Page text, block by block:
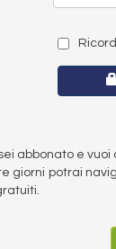
abbonato e
giorni potrai